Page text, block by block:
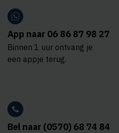
App naar 06 86 87 98 27
Binnen 1 uur ontvang je
een appje terug.
Bel naar (0570) 68 74 84